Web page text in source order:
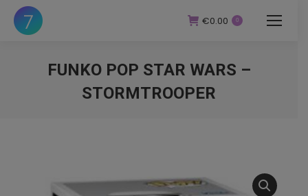
€0.00 0
FUNKO POP STAR WARS –
STORMTROOPER